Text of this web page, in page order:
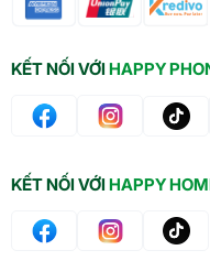
KẾT NỐI VỚIHAPPY
KẾT NỐI VỚIHAPPY